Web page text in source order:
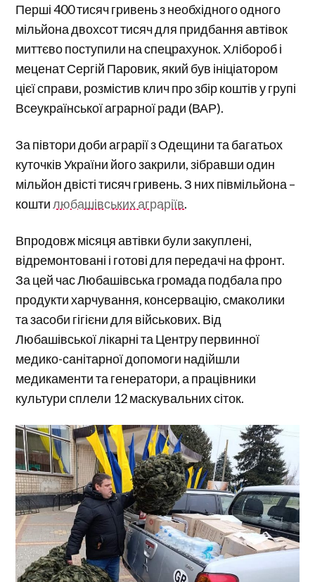
Перші 400 тисяч гривень з необхідного одного
мільйона двохсот тисяч для придбання автівок
миттєво поступили на спецрахунок. Хлібороб і
меценат Сергій Паровик, який був ініціатором
цієї справи, розмістив клич про збір коштів у групі
Всеукраїнської аграрної ради (ВАР).
За півтори доби аграрії з Одещини та багатьох
куточків України його закрили, зібравши один
мільйон двісті тисяч гривень. З них півмільйона –
коштилюбашівських аграріїв.
Впродовж місяця автівки були закуплені,
відремонтовані і готові для передачі на фронт.
За цей час Любашівська громада подбала про
продукти харчування, консервацію, смаколики
та засоби гігієни для військових. Від
Любашівської лікарні та Центру первинної
медико-санітарної допомоги надійшли
медикаменти та генератори, а працівники
культури сплели 12 маскувальних сіток.